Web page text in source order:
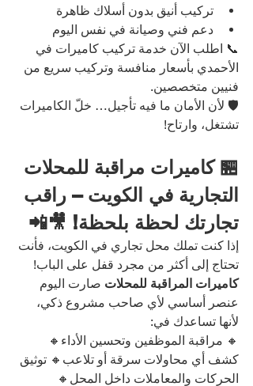
تركيب أنيق بدون أسلاك ظاهرة
دعم فني وصيانة في نفس اليوم
📞 اطلب الآن خدمة تركيب كاميرات في
الأحمدي بأسعار منافسة وتركيب سريع من
فنيين متخصصين.
🛡️ لأن الأمان ما فيه تأجيل… خلّ الكاميرات
تشتغل، وارتاح!
🏪 كاميرات مراقبة للمحلات
التجارية في الكويت – راقب
تجارتك لحظة بلحظة! 🎥📲
إذا كنت تملك محل تجاري في الكويت، فأنت
تحتاج إلى أكثر من مجرد قفل على الباب!
كاميرات المراقبة للمحلات صارت اليوم
عنصر أساسي لأي صاحب مشروع ذكي،
لأنها تساعدك في:
🔸 مراقبة الموظفين وتحسين الأداء🔸
كشف أي محاولات سرقة أو تلاعب🔸 توثيق
الحركات والمعاملات داخل المحل🔸